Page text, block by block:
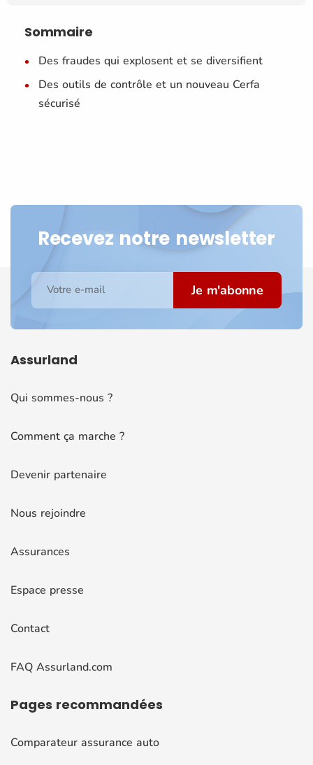
Sommaire
Des fraudes qui explosent et se diversifient
Des outils de contrôle et un nouveau Cerfa
sécurisé
Recevez notre newsletter
Votre e-mail Je m'abonne
Assurland
Qui sommes-nous ?
Comment ça marche ?
Devenir partenaire
Nous rejoindre
Assurances
Espace presse
Contact
FAQ Assurland.com
Pages recommandées
Comparateur assurance auto